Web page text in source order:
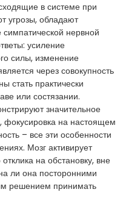
в системе при
угрозы, обладают
нервной
усиление
силы, изменение
через совокупность
стать практически
или состязании.
значительное
фокусировка на настоящем
– все эти особенности
Мозг активирует
на обстановку, вне
ли она посторонними
решением принимать